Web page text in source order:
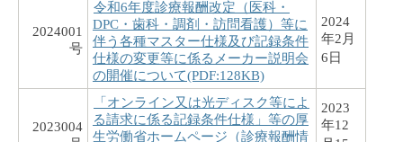
2024001
号
令和6年度診療報酬改定（医科・
DPC・歯科・調剤・訪問看護）等に
伴う各種マスター仕様及び記録条件
仕様の変更等に係るメーカー説明会
の開催について(PDF:128KB)
2024
年2月
6日
2023004
「オンライン又は光ディスク等によ
る請求に係る記録条件仕様」等の厚
生労働省ホームページ（診療報酬情
2023
年12